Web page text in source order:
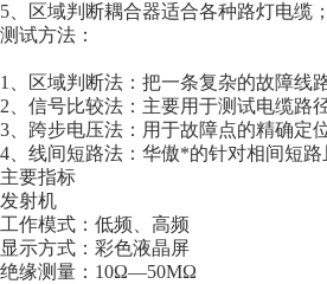
5、区域判断耦合器适合各种路灯电缆
测试方法：
1、区域判断法：把一条复杂的故障线
2、信号比较法：主要用于测试电缆路
3、跨步电压法：用于故障点的精确定
4、线间短路法：华傲*的针对相间短
主要指标
发射机
工作模式：低频、高频
显示方式：彩色液晶屏
绝缘测量：10Ω—50MΩ